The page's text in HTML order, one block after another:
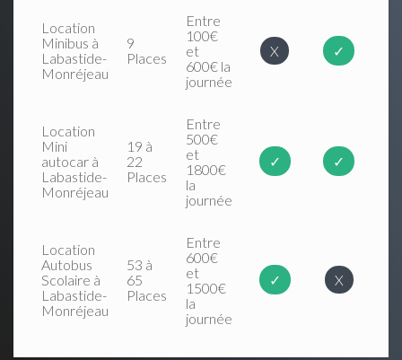
Location
Minibus à
Labastide-
Monréjeau
9
Places
Entre
100€
et
600€ la
journée
X ✓
Location
Mini
autocar à
Labastide-
Monréjeau
19 à
22
Places
Entre
500€
et
1800€
la
journée
✓ ✓
Location
Autobus
Scolaire à
Labastide-
Monréjeau
53 à
65
Places
Entre
600€
et
1500€
la
journée
✓ X